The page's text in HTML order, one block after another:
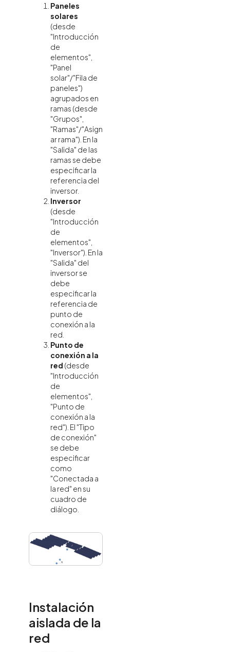
Paneles
solares
(desde
"Introducción
de
elementos",
"Panel
solar"/"Fila de
paneles")
agrupados en
ramas (desde
"Grupos",
"Ramas"/"Asign
ar rama"). En la
"Salida" de las
ramas se debe
especificar la
referencia del
inversor.
Inversor
(desde
"Introducción
de
elementos",
"Inversor"). En la
"Salida" del
inversor se
debe
especificar la
referencia de
punto de
conexión a la
red.
Punto de
conexión a la
red (desde
"Introducción
de
elementos",
"Punto de
conexión a la
red"). El "Tipo
de conexión"
se debe
especificar
como
"Conectada a
la red" en su
cuadro de
diálogo.
Instalación
aislada de la
red